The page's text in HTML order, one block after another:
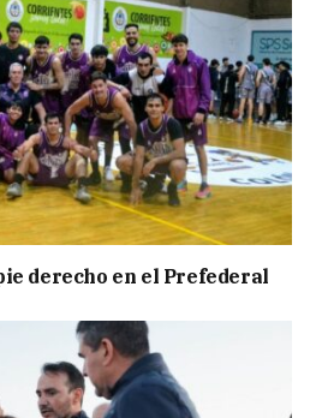
derecho en el Prefederal